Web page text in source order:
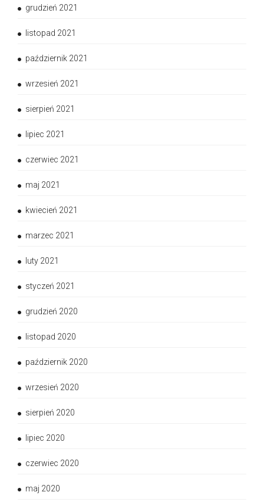
grudzień 2021
listopad 2021
październik 2021
wrzesień 2021
sierpień 2021
lipiec 2021
czerwiec 2021
maj 2021
kwiecień 2021
marzec 2021
luty 2021
styczeń 2021
grudzień 2020
listopad 2020
październik 2020
wrzesień 2020
sierpień 2020
lipiec 2020
czerwiec 2020
maj 2020